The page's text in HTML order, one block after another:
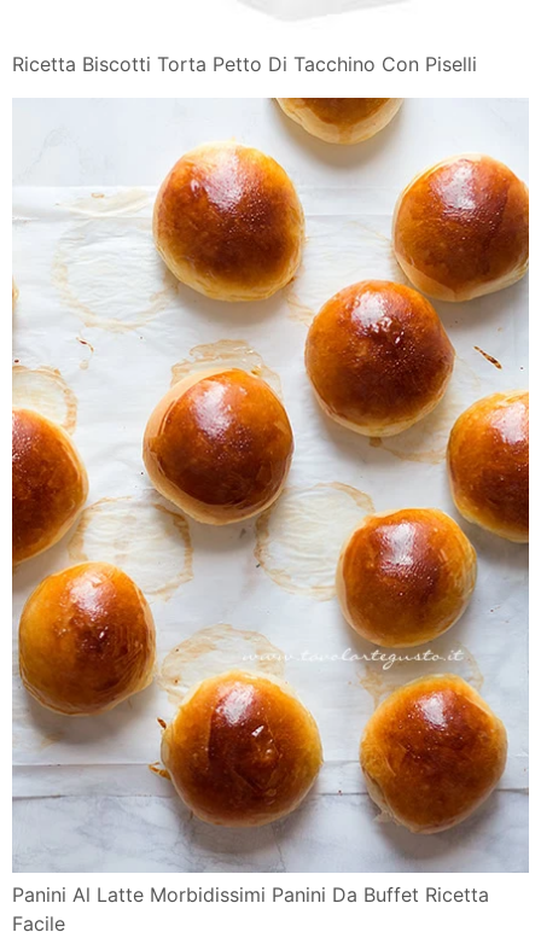
Ricetta Biscotti Torta Petto Di Tacchino Con Piselli
Panini Al Latte Morbidissimi Panini Da Buffet Ricetta
Facile